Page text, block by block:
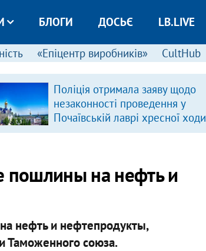
БЛОГИ ДОСЬЄ LB.LIVE
«Епіцентр виробників» CultHub
Поліція отримала заяву щодо
незаконності проведення у
Почаївській лаврі хресної ходи
пошлины на нефть и
нефть и нефтепродукты,
Таможенного союза.